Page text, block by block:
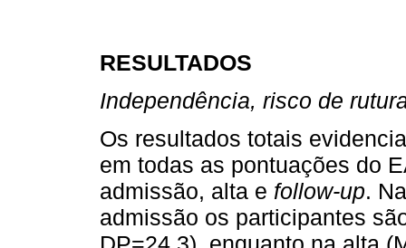
RESULTADOS
Independência, risco de
Os resultados totais
em todas as pontuações do
admissão, alta e follow-up.
admissão os participantes